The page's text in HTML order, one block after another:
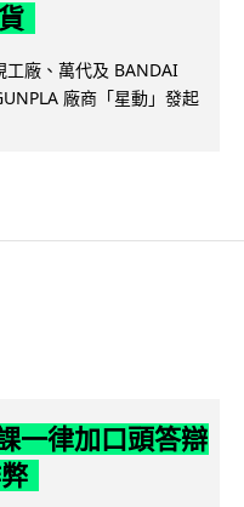
工廠、萬代及 BANDAI
廠商「星動」發起
一律加口頭答辯